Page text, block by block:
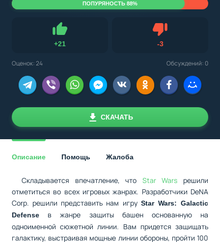
+21
Нравится
-3Не нравится
Оценок:24 Обсуждений: 0
ПОПУРЯНОСТЬ 88%
СКАЧАТЬ
Описание Помощь Жалоба
Складывается впечатление, что Star Wars решили
отметиться во всех игровых жанрах. Разработчики DeNA
Corp. решили представить нам игру Star Wars: Galactic
Defense в жанре защиты башен основанную на
одноименной сюжетной линии. Вам придется защищать
галактику, выстраивая мощные линии обороны, пройти 100